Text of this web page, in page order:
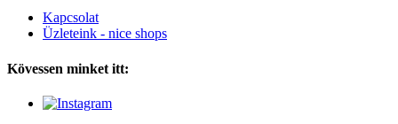
Kapcsolat
Üzleteink - nice shops
Kövessen minket itt: